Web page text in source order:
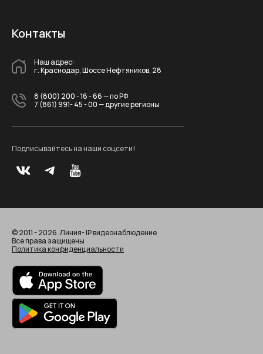
Контакты
Наш адрес:
г. Краснодар, Шоссе Нефтяников, 28
8 (800) 200 - 16 - 66— по РФ
7 (861) 991- 45 - 00— другие регионы
Подписывайтесь на наши соцсети!
© 2011 - 2026. Линия- IP видеонаблюдение
Все права защищены
Политика конфиденциальности